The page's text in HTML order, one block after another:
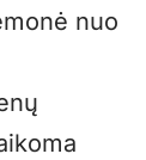
nuo